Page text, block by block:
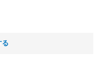
る